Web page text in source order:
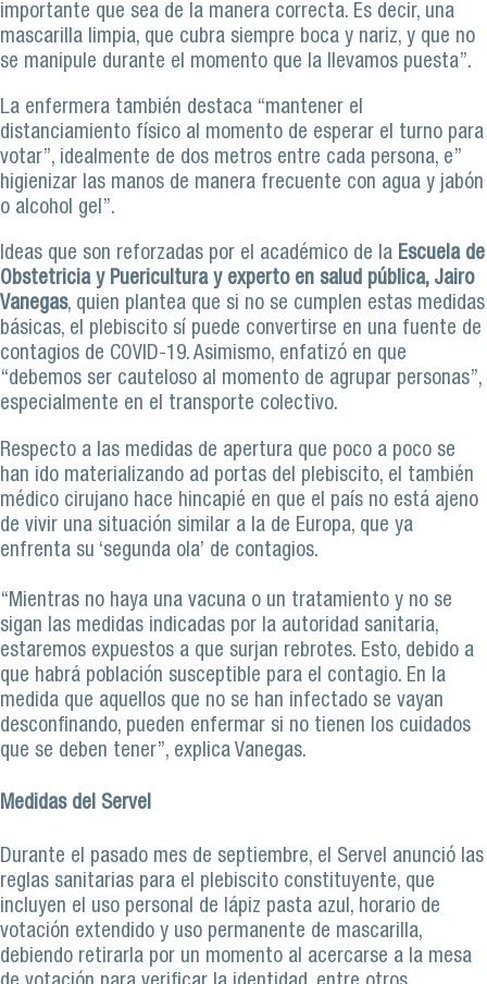
importante que sea de la manera correcta. Es decir, una
mascarilla limpia, que cubra siempre boca y nariz, y que no
se manipule durante el momento que la llevamos puesta”.
La enfermera también destaca “mantener el
distanciamiento físico al momento de esperar el turno para
votar”, idealmente de dos metros entre cada persona, e”
higienizar las manos de manera frecuente con agua y jabón
o alcohol gel”.
Ideas que son reforzadas por el académico de la Escuela de
Obstetricia y Puericultura y experto en salud pública, Jairo
Vanegas, quien plantea que si no se cumplen estas medidas
básicas, el plebiscito sí puede convertirse en una fuente de
contagios de COVID-19. Asimismo, enfatizó en que
“debemos ser cauteloso al momento de agrupar personas”,
especialmente en el transporte colectivo.
Respecto a las medidas de apertura que poco a poco se
han ido materializando ad portas del plebiscito, el también
médico cirujano hace hincapié en que el país no está ajeno
de vivir una situación similar a la de Europa, que ya
enfrenta su ‘segunda ola’ de contagios.
“Mientras no haya una vacuna o un tratamiento y no se
sigan las medidas indicadas por la autoridad sanitaria,
estaremos expuestos a que surjan rebrotes. Esto, debido a
que habrá población susceptible para el contagio. En la
medida que aquellos que no se han infectado se vayan
desconfinando, pueden enfermar si no tienen los cuidados
que se deben tener”, explica Vanegas.
Medidas del Servel
Durante el pasado mes de septiembre, el Servel anunció las
reglas sanitarias para el plebiscito constituyente, que
incluyen el uso personal de lápiz pasta azul, horario de
votación extendido y uso permanente de mascarilla,
debiendo retirarla por un momento al acercarse a la mesa